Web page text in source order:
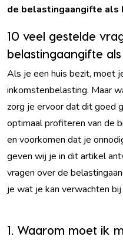
de belastingaangifte als
10 veel gestelde
belastingaangifte
Als je een huis bezit, moet
inkomstenbelasting. Maar
zorg je ervoor dat dit goed
optimaal profiteren van de
en voorkomen dat je
geven wij je in dit artikel
vragen over de
je wat je kan verwachten
1. Waarom moet ik